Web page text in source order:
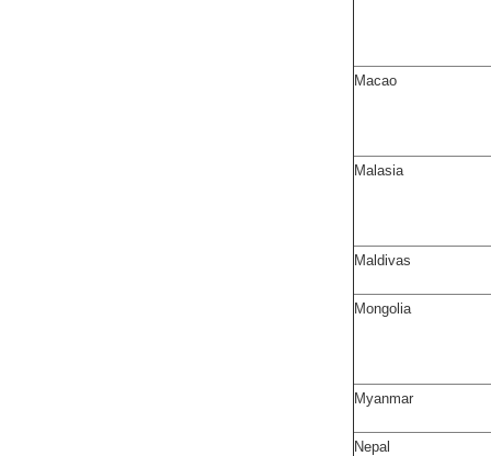
Macao
Malasia
Maldivas
Mongolia
Myanmar
Nepal